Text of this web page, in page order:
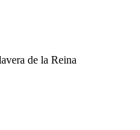
de la Reina